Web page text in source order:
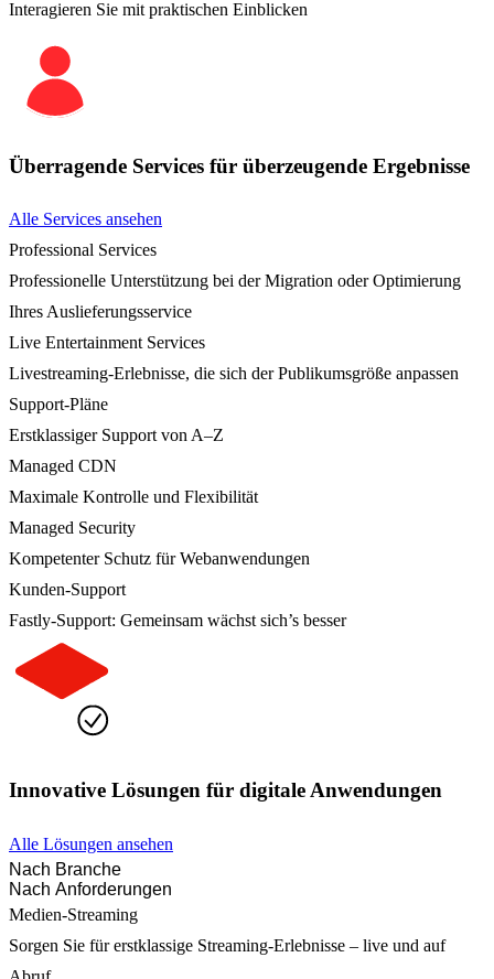
Interagieren Sie mit praktischen Einblicken
Überragende Services für überzeugende Ergebnisse
Alle Services ansehen
Professional Services
Professionelle Unterstützung bei der Migration oder Optimierung
Ihres Auslieferungsservice
Live Entertainment Services
Livestreaming-Erlebnisse, die sich der Publikumsgröße anpassen
Support-Pläne
Erstklassiger Support von A–Z
Managed CDN
Maximale Kontrolle und Flexibilität
Managed Security
Kompetenter Schutz für Webanwendungen
Kunden-Support
Fastly-Support: Gemeinsam wächst sich’s besser
Innovative Lösungen für digitale Anwendungen
Alle Lösungen ansehen
Nach Branche
Nach Anforderungen
Medien-Streaming
Sorgen Sie für erstklassige Streaming-Erlebnisse – live und auf